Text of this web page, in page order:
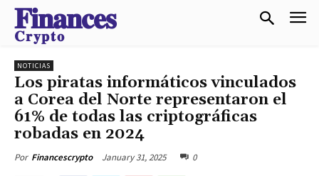
𝐅𝐢𝐧𝐚𝐧𝐜𝐞𝐬
𝐂𝐫𝐲𝐩𝐭𝐨
NOTICIAS
Los piratas informáticos vinculados
a Corea del Norte representaron el
61% de todas las criptográficas
robadas en 2024
Por Financescrypto January 31, 2025 0